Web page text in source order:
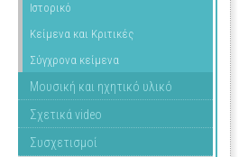
Ιστορικό
Κείμενα και Κριτικές
Σύγχρονα κείμενα
Μουσική και ηχητικό υλικό
Σχετικά video
Συσχετισμοί